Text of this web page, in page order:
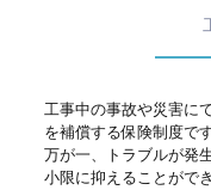
工事中の事故や災害に
を補償する保険制度です
万が一、トラブルが発
小限に抑えることがで